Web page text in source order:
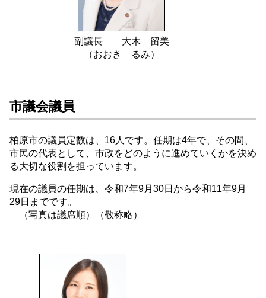
副議長 大木 留美
（おおき るみ）
市議会議員
柏原市の議員定数は、16人です。任期は4年で、その間、
市民の代表として、市政をどのように進めていくかを決め
る大切な役割を担っています。
現在の議員の任期は、令和7年9月30日から令和11年9月
29日までです。
（写真は議席順）（敬称略）